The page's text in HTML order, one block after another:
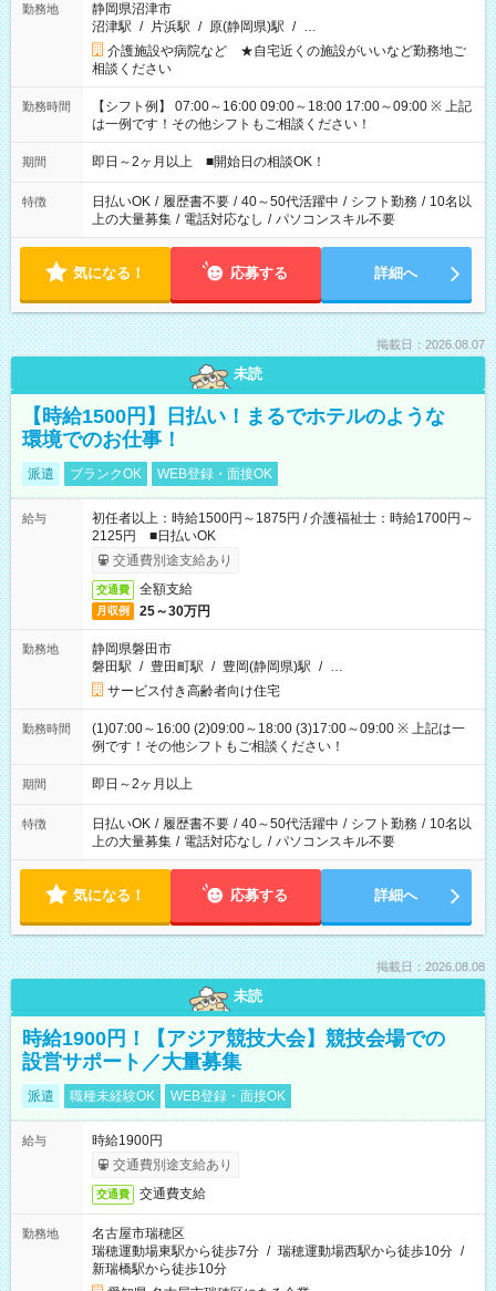
勤務地
静岡県沼津市
沼津駅 / 片浜駅 / 原(静岡県)駅 / …
介護施設や病院など ★自宅近くの施設がいいなど勤務地ご
相談ください
勤務時間
【シフト例】 07:00～16:00 09:00～18:00 17:00～09:00 ※ 上記
は一例です！その他シフトもご相談ください！
期間 即日～2ヶ月以上 ■開始日の相談OK！
特徴 日払いOK / 履歴書不要 / 40～50代活躍中 / シフト勤務 / 10名以
上の大量募集 / 電話対応なし / パソコンスキル不要
気になる！ 応募する 詳細へ
掲載日：2026.08.07
未読
【時給1500円】日払い！まるでホテルのような
環境でのお仕事！
派遣 ブランクOK WEB登録・面接OK
給与
初任者以上：時給1500円～1875円 / 介護福祉士：時給1700円～
2125円 ■日払いOK
交通費別途支給あり
交通費 全額支給
月収例 25～30万円
勤務地
静岡県磐田市
磐田駅 / 豊田町駅 / 豊岡(静岡県)駅 / …
サービス付き高齢者向け住宅
勤務時間
(1)07:00～16:00 (2)09:00～18:00 (3)17:00～09:00 ※ 上記は一
例です！その他シフトもご相談ください！
期間 即日～2ヶ月以上
特徴 日払いOK / 履歴書不要 / 40～50代活躍中 / シフト勤務 / 10名以
上の大量募集 / 電話対応なし / パソコンスキル不要
気になる！ 応募する 詳細へ
掲載日：2026.08.08
未読
時給1900円！【アジア競技大会】競技会場での
設営サポート／大量募集
派遣 職種未経験OK WEB登録・面接OK
給与
時給1900円
交通費別途支給あり
交通費 交通費支給
勤務地
名古屋市瑞穂区
瑞穂運動場東駅から徒歩7分 / 瑞穂運動場西駅から徒歩10分 /
新瑞橋駅から徒歩10分